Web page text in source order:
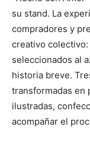
su stand. La
compradores y
creativo
seleccionados al
historia breve.
transformadas en
ilustradas,
acompañar el